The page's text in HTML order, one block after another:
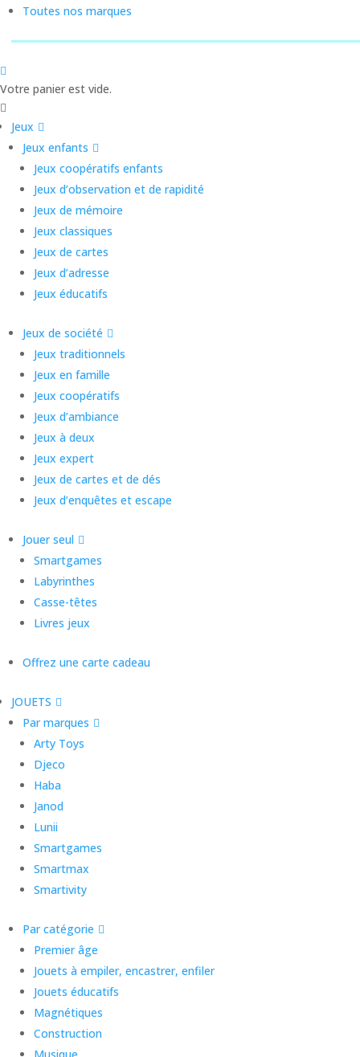
Toutes nos marques
Votre panier est vide.
Jeux
Jeux enfants
Jeux coopératifs enfants
Jeux d’observation et de rapidité
Jeux de mémoire
Jeux classiques
Jeux de cartes
Jeux d’adresse
Jeux éducatifs
Jeux de société
Jeux traditionnels
Jeux en famille
Jeux coopératifs
Jeux d’ambiance
Jeux à deux
Jeux expert
Jeux de cartes et de dés
Jeux d’enquêtes et escape
Jouer seul
Smartgames
Labyrinthes
Casse-têtes
Livres jeux
Offrez une carte cadeau
JOUETS
Par marques
Arty Toys
Djeco
Haba
Janod
Lunii
Smartgames
Smartmax
Smartivity
Par catégorie
Premier âge
Jouets à empiler, encastrer, enfiler
Jouets éducatifs
Magnétiques
Construction